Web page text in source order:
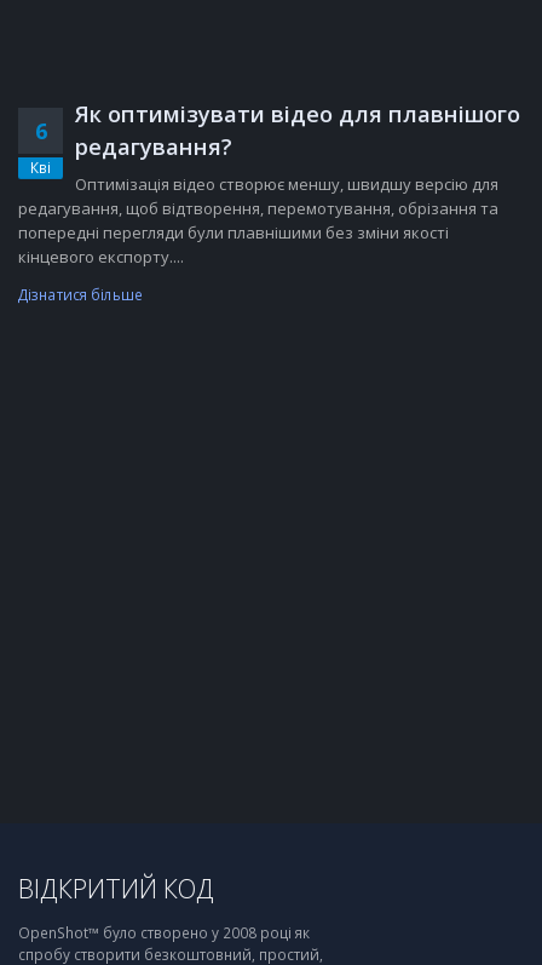
6
Кві
Як оптимізувати відео для плавнішого
редагування?
Оптимізація відео створює меншу, швидшу версію для
редагування, щоб відтворення, перемотування, обрізання та
попередні перегляди були плавнішими без зміни якості
кінцевого експорту....
Дізнатися більше
ВІДКРИТИЙ КОД
OpenShot™ було створено у 2008 році як
спробу створити безкоштовний, простий,